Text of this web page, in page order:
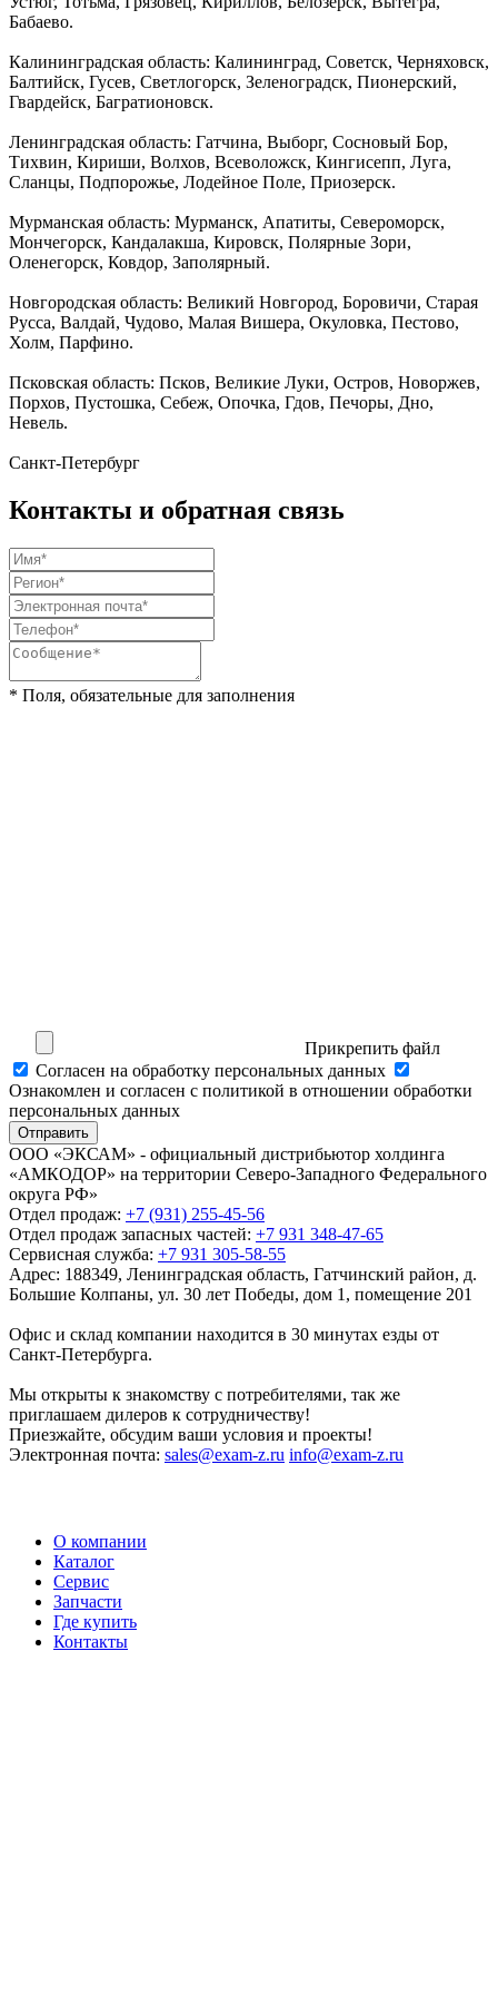
Бабаево.
Калининградская область: Калининград, Советск, Черняховск,
Балтийск, Гусев, Светлогорск, Зеленоградск, Пионерский,
Гвардейск, Багратионовск.
Ленинградская область: Гатчина, Выборг, Сосновый Бор,
Тихвин, Кириши, Волхов, Всеволожск, Кингисепп, Луга,
Сланцы, Подпорожье, Лодейное Поле, Приозерск.
Мурманская область: Мурманск, Апатиты, Североморск,
Мончегорск, Кандалакша, Кировск, Полярные Зори,
Оленегорск, Ковдор, Заполярный.
Новгородская область: Великий Новгород, Боровичи, Старая
Русса, Валдай, Чудово, Малая Вишера, Окуловка, Пестово,
Холм, Парфино.
Псковская область: Псков, Великие Луки, Остров, Новоржев,
Порхов, Пустошка, Себеж, Опочка, Гдов, Печоры, Дно,
Невель.
Санкт-Петербург
Контакты и обратная связь
* Поля, обязательные для заполнения
Прикрепить файл
Cогласен на обработку персональных данных
Ознакомлен и согласен с политикой в отношении обработки
персональных данных
Отправить
ООО «ЭКСАМ» - официальный дистрибьютор холдинга
«АМКОДОР» на территории Северо-Западного Федерального
округа РФ»
Отдел продаж: +7 (931) 255-45-56
Отдел продаж запасных частей: +7 931 348-47-65
Сервисная служба: +7 931 305-58-55
Адрес: 188349, Ленинградская область, Гатчинский район, д.
Большие Колпаны, ул. 30 лет Победы, дом 1, помещение 201
Офис и склад компании находится в 30 минутах езды от
Санкт-Петербурга.
Мы открыты к знакомству с потребителями, так же
приглашаем дилеров к сотрудничеству!
Приезжайте, обсудим ваши условия и проекты!
Электронная почта: sales@exam-z.ru info@exam-z.ru
О компании
Каталог
Сервис
Запчасти
Где купить
Контакты